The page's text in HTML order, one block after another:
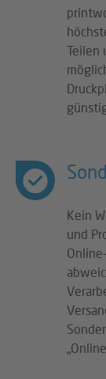
Teilen
Kein
und